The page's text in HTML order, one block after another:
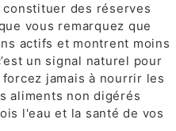
des réserves
vous remarquez que
actifs et montrent moins
un signal naturel pour
jamais à nourrir les
aliments non digérés
l'eau et la santé de vos